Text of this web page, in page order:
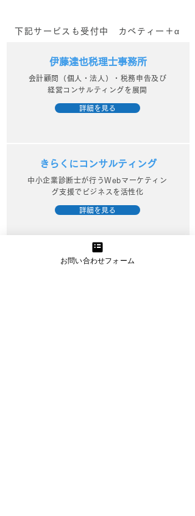
下記サービスも受付中 カベティー＋α
伊藤達也税理士事務所
会計顧問（個人・法人）・税務申告及び
経営コンサルティングを展開
詳細を見る
きらくにコンサルティング
中小企業診断士が行うWebマーケティン
グ支援でビジネスを活性化
詳細を見る
資金繰り改善プロジェクト
お問い合わせフォーム